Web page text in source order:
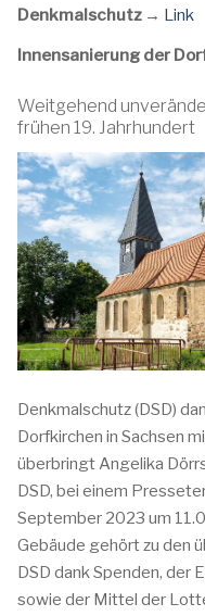
Denkmalschutz → Link
Innensanierung der
Weitgehend
frühen 19. Jahrhundert
Denkmalschutz (DSD)
Dorfkirchen in Sachsen
überbringt Angelika
DSD, bei einem
September 2023 um
Gebäude gehört zu den
DSD dank Spenden, der
sowie der Mittel der